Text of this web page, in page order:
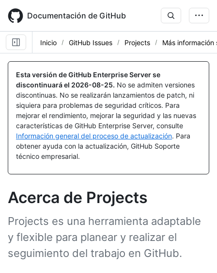
main
content
Documentación de GitHub
Inicio GitHub Issues Projects Más información
Esta versión de GitHub Enterprise Server se
discontinuará el 2026-08-25. No se admiten versiones
discontinuas. No se realizarán lanzamientos de patch, ni
siquiera para problemas de seguridad críticos. Para
mejorar el rendimiento, mejorar la seguridad y las nuevas
características de GitHub Enterprise Server, consulte
Información general del proceso de actualización. Para
obtener ayuda con la actualización, GitHub Soporte
técnico empresarial.
Acerca de Projects
Projects es una herramienta adaptable
y flexible para planear y realizar el
seguimiento del trabajo en GitHub.